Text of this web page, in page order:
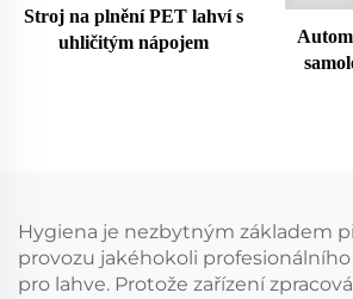
Stroj na plnění PET lahví s
uhličitým nápojem
Hygiena je nezbytným základem
provozu jakéhokoli
pro lahve. Protože zařízení